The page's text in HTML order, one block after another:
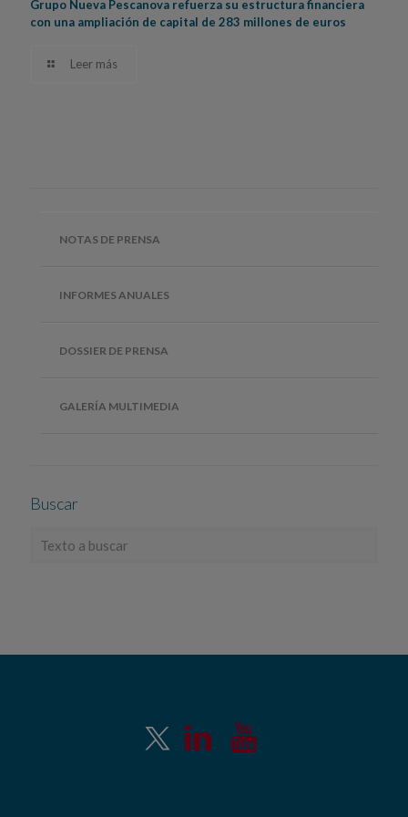
Grupo Nueva Pescanova refuerza su estructura financiera
con una ampliación de capital de 283 millones de euros
Leer más
NOTAS DE PRENSA
INFORMES ANUALES
DOSSIER DE PRENSA
GALERÍA MULTIMEDIA
Buscar